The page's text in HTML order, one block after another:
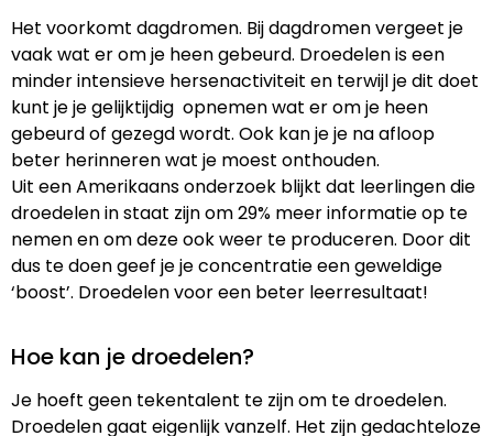
Het voorkomt dagdromen. Bij dagdromen vergeet je
vaak wat er om je heen gebeurd. Droedelen is een
minder intensieve hersenactiviteit en terwijl je dit doet
kunt je je gelijktijdig opnemen wat er om je heen
gebeurd of gezegd wordt. Ook kan je je na afloop
beter herinneren wat je moest onthouden.
Uit een Amerikaans onderzoek blijkt dat leerlingen die
droedelen in staat zijn om 29% meer informatie op te
nemen en om deze ook weer te produceren. Door dit
dus te doen geef je je concentratie een geweldige
‘boost’. Droedelen voor een beter leerresultaat!
Hoe kan je droedelen?
Je hoeft geen tekentalent te zijn om te droedelen.
Droedelen gaat eigenlijk vanzelf. Het zijn gedachteloze